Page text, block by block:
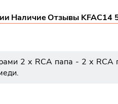
НаличиеОтзывы KFAC14
2 х RCA папа - 2 х